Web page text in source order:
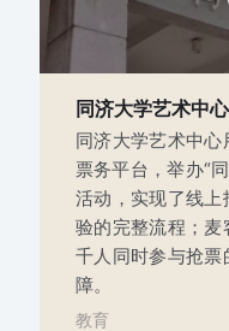
同济大学艺术中心
同济大学艺术中
票务平台，举办“
活动，实现了线
验的完整流程；
千人同时参与抢
障。
教育